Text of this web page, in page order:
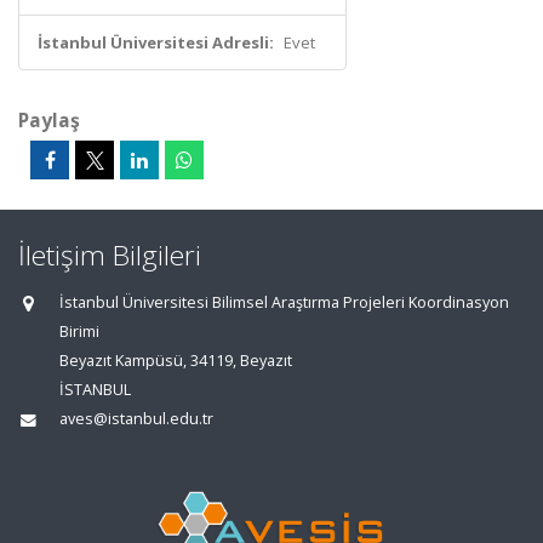
İstanbul Üniversitesi Adresli: Evet
Paylaş
İletişim Bilgileri
İstanbul Üniversitesi Bilimsel Araştırma Projeleri Koordinasyon
Birimi
Beyazıt Kampüsü, 34119, Beyazıt
İSTANBUL
aves@istanbul.edu.tr